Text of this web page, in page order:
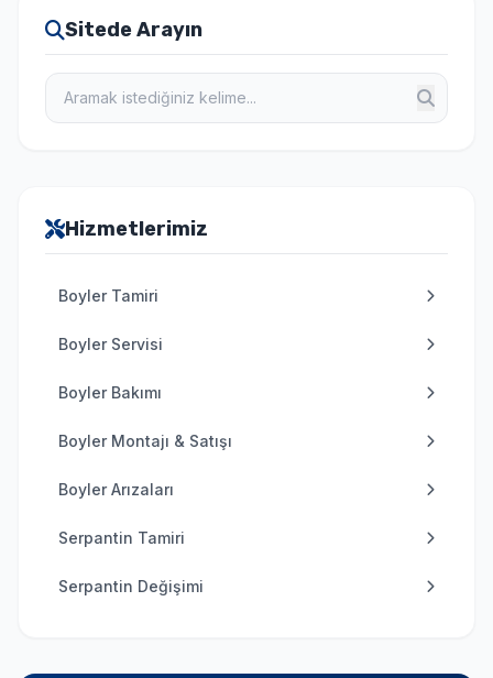
Sitede Arayın
Hizmetlerimiz
Boyler Tamiri
Boyler Servisi
Boyler Bakımı
Boyler Montajı & Satışı
Boyler Arızaları
Serpantin Tamiri
Serpantin Değişimi